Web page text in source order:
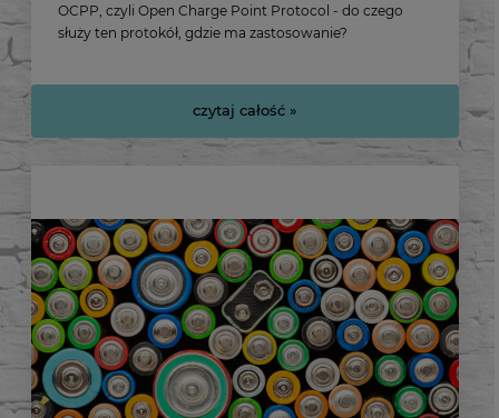
OCPP, czyli Open Charge Point Protocol - do czego
służy ten protokół, gdzie ma zastosowanie?
czytaj całość »